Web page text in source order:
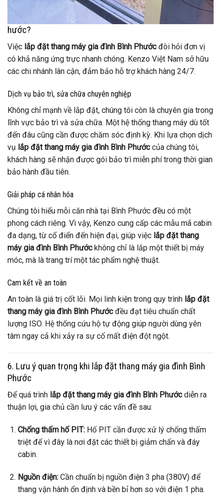
hước?
Việc lắp đặt thang máy gia đình Bình Phướcđòi hỏi đơn vị
có khả năng ứng trực nhanh chóng. Kenzo Việt Nam sở hữu
các chi nhánh lân cận, đảm bảo hỗ trợ khách hàng 24/7.
Dịch vụ bảo trì, sửa chữa chuyên nghiệp
Không chỉ mạnh về lắp đặt, chúng tôi còn là chuyên gia trong
lĩnh vực bảo trì và sửa chữa. Một hệ thống thang máy dù tốt
đến đâu cũng cần được chăm sóc định kỳ. Khi lựa chọn dịch
vụ lắp đặt thang máy gia đình Bình Phướccủa chúng tôi,
khách hàng sẽ nhận được gói bảo trì miễn phí trong thời gian
bảo hành đầu tiên.
Giải pháp cá nhân hóa
Chúng tôi hiểu mỗi căn nhà tại Bình Phước đều có một
phong cách riêng. Vì vậy, Kenzo cung cấp các mẫu mã cabin
đa dạng, từ cổ điển đến hiện đại, giúp việc lắp đặt thang
máy gia đình Bình Phướckhông chỉ là lắp một thiết bị máy
móc, mà là trang trí một tác phẩm nghệ thuật.
Cam kết về an toàn
An toàn là giá trị cốt lõi. Mọi linh kiện trong quy trình lắp đặt
thang máy gia đình Bình Phướcđều đạt tiêu chuẩn chất
lượng ISO. Hệ thống cứu hộ tự động giúp người dùng yên
tâm ngay cả khi xảy ra sự cố mất điện đột ngột.
6. Lưu ý quan trọng khi lắp đặt thang máy gia đình Bình
Phước
Để quá trình lắp đặt thang máy gia đình Bình Phướcdiễn ra
thuận lợi, gia chủ cần lưu ý các vấn đề sau:
Chống thấm hố PIT:Hố PIT cần được xử lý chống thấm
triệt để vì đây là nơi đặt các thiết bị giảm chấn và đáy
cabin.
Nguồn điện:Cần chuẩn bị nguồn điện 3 pha (380V) để
thang vận hành ổn định và bền bỉ hơn so với điện 1 pha.